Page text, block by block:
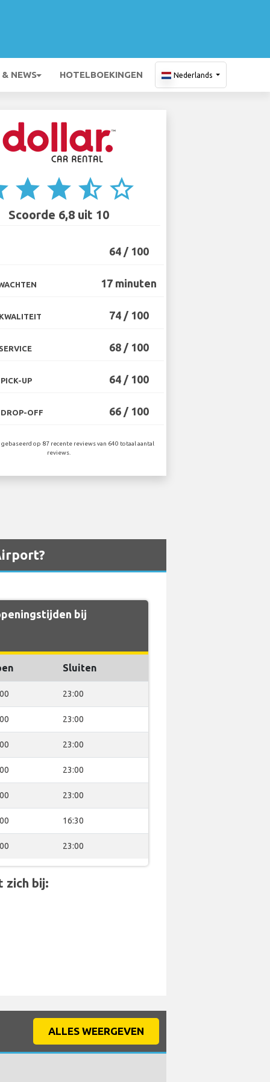
NEWS HOTELBOEKINGEN Nederlands
star star star_half star_border
Scoorde 6,8 uit 10
64 / 100
17 minuten
74 / 100
68 / 100
UP 64 / 100
OFF 66 / 100
op 87 recente reviews van 640 totaal aantal
reviews.
bij
Sluiten
23:00
23:00
23:00
23:00
23:00
16:30
23:00
zich bij:
ALLES WEERGEVEN